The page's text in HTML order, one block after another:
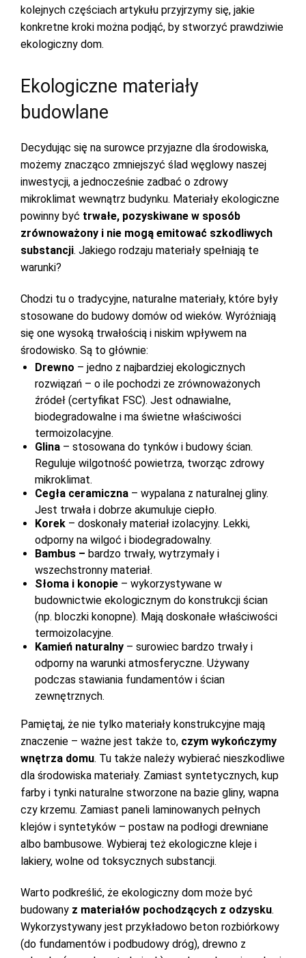
kolejnych częściach artykułu przyjrzymy się, jakie
konkretne kroki można podjąć, by stworzyć prawdziwie
ekologiczny dom.
Ekologiczne materiały
budowlane
Decydując się na surowce przyjazne dla środowiska,
możemy znacząco zmniejszyć ślad węglowy naszej
inwestycji, a jednocześnie zadbać o zdrowy
mikroklimat wewnątrz budynku. Materiały ekologiczne
powinny być trwałe, pozyskiwane w sposób
zrównoważony i nie mogą emitować szkodliwych
substancji. Jakiego rodzaju materiały spełniają te
warunki?
Chodzi tu o tradycyjne, naturalne materiały, które były
stosowane do budowy domów od wieków. Wyróżniają
się one wysoką trwałością i niskim wpływem na
środowisko. Są to głównie:
Drewno – jedno z najbardziej ekologicznych
rozwiązań – o ile pochodzi ze zrównoważonych
źródeł (certyfikat FSC). Jest odnawialne,
biodegradowalne i ma świetne właściwości
termoizolacyjne.
Glina – stosowana do tynków i budowy ścian.
Reguluje wilgotność powietrza, tworząc zdrowy
mikroklimat.
Cegła ceramiczna – wypalana z naturalnej gliny.
Jest trwała i dobrze akumuluje ciepło.
Korek – doskonały materiał izolacyjny. Lekki,
odporny na wilgoć i biodegradowalny.
Bambus – bardzo trwały, wytrzymały i
wszechstronny materiał.
Słoma i konopie – wykorzystywane w
budownictwie ekologicznym do konstrukcji ścian
(np. bloczki konopne). Mają doskonałe właściwości
termoizolacyjne.
Kamień naturalny – surowiec bardzo trwały i
odporny na warunki atmosferyczne. Używany
podczas stawiania fundamentów i ścian
zewnętrznych.
Pamiętaj, że nie tylko materiały konstrukcyjne mają
znaczenie – ważne jest także to, czym wykończymy
wnętrza domu. Tu także należy wybierać nieszkodliwe
dla środowiska materiały. Zamiast syntetycznych, kup
farby i tynki naturalne stworzone na bazie gliny, wapna
czy krzemu. Zamiast paneli laminowanych pełnych
klejów i syntetyków – postaw na podłogi drewniane
albo bambusowe. Wybieraj też ekologiczne kleje i
lakiery, wolne od toksycznych substancji.
Warto podkreślić, że ekologiczny dom może być
budowany z materiałów pochodzących z odzysku.
Wykorzystywany jest przykładowo beton rozbiórkowy
(do fundamentów i podbudowy dróg), drewno z